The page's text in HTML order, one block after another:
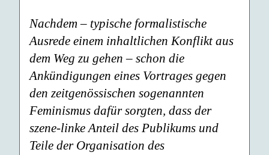
Nachdem – typische formalistische
Ausrede einem inhaltlichen Konflikt aus
dem Weg zu gehen – schon die
Ankündigungen eines Vortrages gegen
den zeitgenössischen sogenannten
Feminismus dafür sorgten, dass der
szene-linke Anteil des Publikums und
Teile der Organisation des